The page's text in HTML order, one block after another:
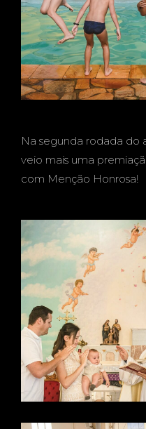
Na segunda rodada do
veio mais uma
com Menção Honrosa!